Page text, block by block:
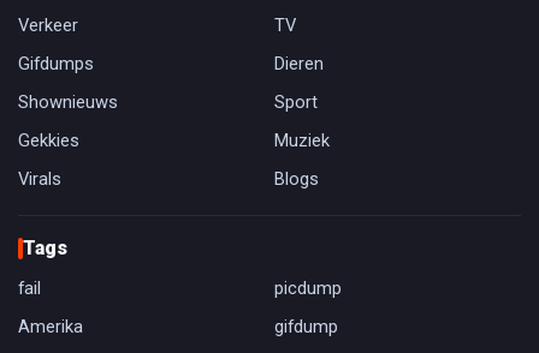
Verkeer
TV
Gifdumps
Dieren
Shownieuws
Sport
Gekkies
Muziek
Virals
Blogs
Tags
fail
picdump
Amerika
gifdump